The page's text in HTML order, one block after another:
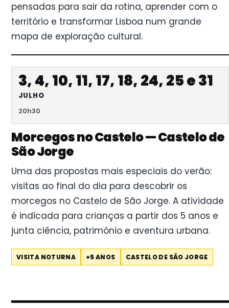
pensadas para sair da rotina, aprender com o
território e transformar Lisboa num grande
mapa de exploração cultural.
3, 4, 10, 11, 17, 18, 24, 25 e 31
JULHO
20h30
Morcegos no Castelo — Castelo de
São Jorge
Uma das propostas mais especiais do verão:
visitas ao final do dia para descobrir os
morcegos no Castelo de São Jorge. A atividade
é indicada para crianças a partir dos 5 anos e
junta ciência, património e aventura urbana.
VISITA NOTURNA +5 ANOS CASTELO DE SÃO JORGE